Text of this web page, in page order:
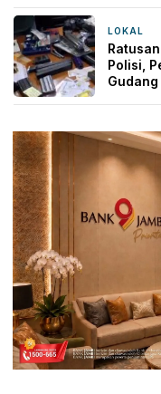
LOKAL
Polisi,
Gudang